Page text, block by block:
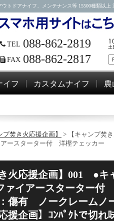
ドアナイフ、メンテナンス等 15500種類
TEL 088-862-2819
FAX 088-862-2817
イフ カスタムナイフ 農
プ焚き火応援企画】
> 【キャンプ焚
ースターター付 洋樫テェッカー
き火応援企画】001 ●
ァイアースターター
傷有 ノークレームノ
援企画】ｺﾝﾊﾟｸﾄで切れ